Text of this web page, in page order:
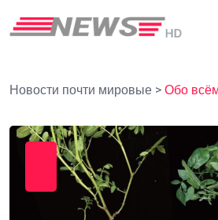
Новости почти мировые > Обо